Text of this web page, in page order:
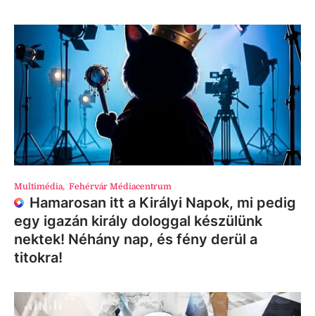
Multimédia, Fehérvár Médiacentrum
Hamarosan itt a Királyi Napok, mi pedig
egy igazán király dologgal készülünk
nektek! Néhány nap, és fény derül a
titokra!